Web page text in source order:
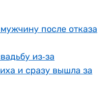
после отказа
из-за
и сразу вышла за